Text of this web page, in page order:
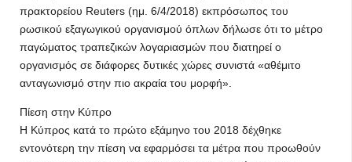
πρακτορείου Reuters (ημ. 6/4/2018) εκπρόσωπος του
ρωσικού εξαγωγικού οργανισμού όπλων δήλωσε ότι το μέτρο
παγώματος τραπεζικών λογαριασμών που διατηρεί ο
οργανισμός σε διάφορες δυτικές χώρες συνιστά «αθέμιτο
ανταγωνισμό στην πιο ακραία του μορφή».
Πίεση στην Κύπρο
Η Κύπρος κατά το πρώτο εξάμηνο του 2018 δέχθηκε
εντονότερη την πίεση να εφαρμόσει τα μέτρα που προωθούν